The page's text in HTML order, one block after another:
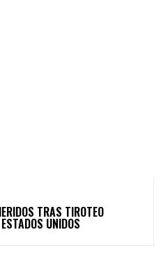
TRAS TIROTEO
UNIDOS